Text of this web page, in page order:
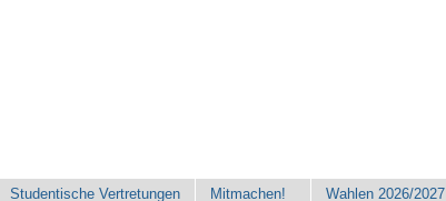
Studentische Vertretungen Mitmachen! Wahlen 2026/2027